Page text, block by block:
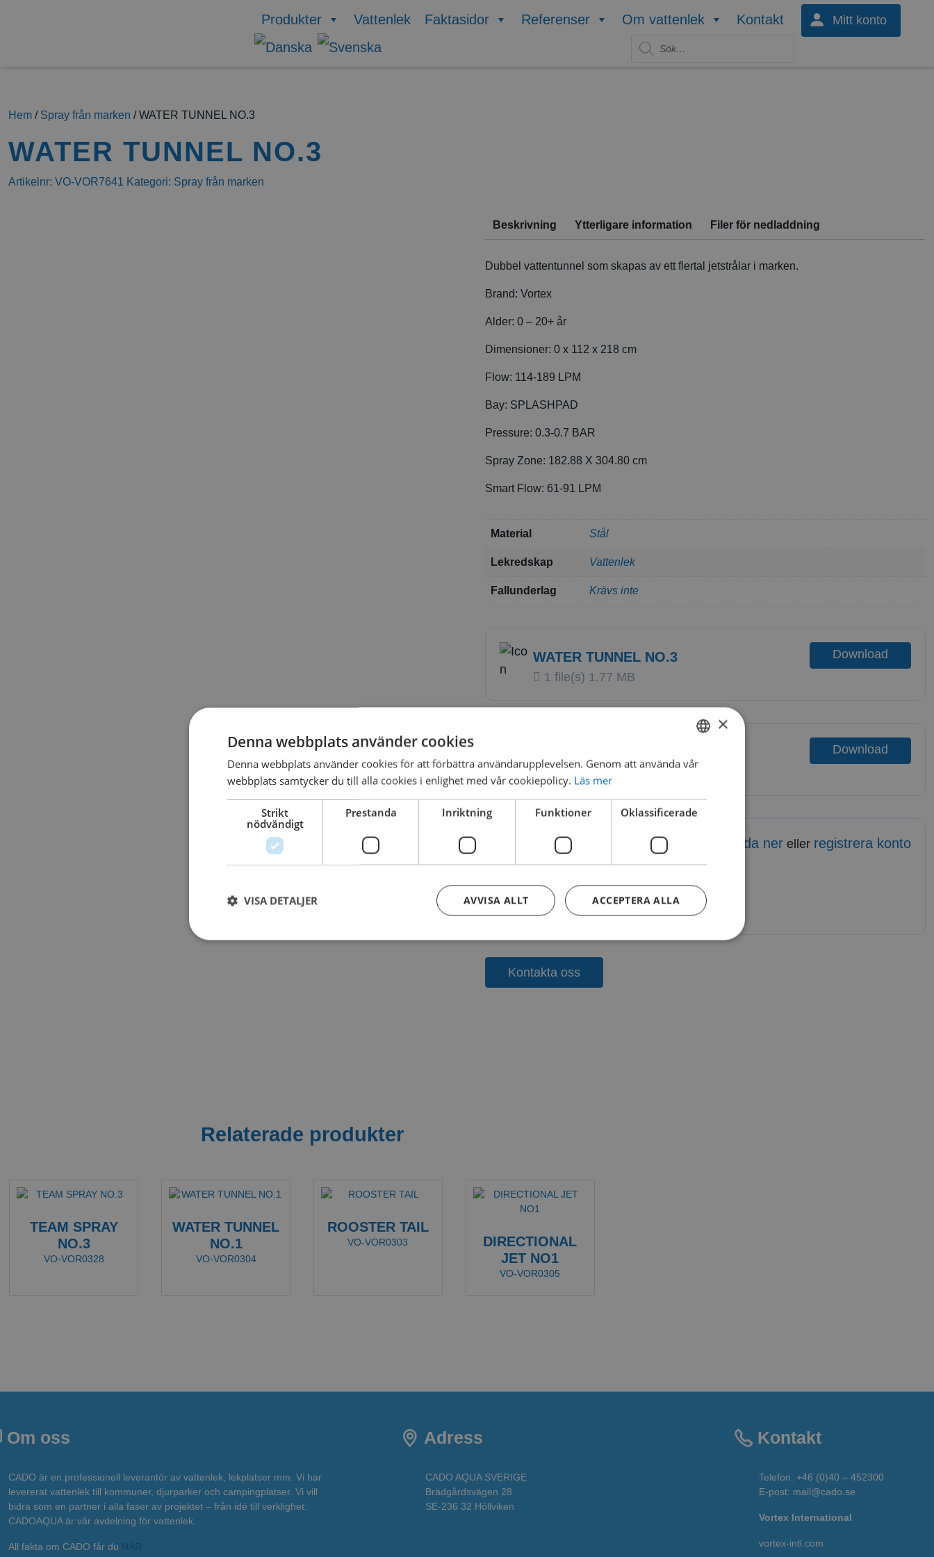
Produkter Vattenlek Faktasidor Referenser Om vattenlek Kontakt Mitt konto
Hem / Spray från marken / WATER TUNNEL NO.3
WATER TUNNEL NO.3
Artikelnr: VO-VOR7641 Kategori: Spray från marken
Beskrivning Ytterligare information Filer för nedladdning
Dubbel vattentunnel som skapas av ett flertal jetstrålar i marken.
Brand:Vortex
Alder: 0 – 20+ år
Dimensioner: 0 x 112 x 218 cm
Flow: 114-189 LPM
Bay: SPLASHPAD
Pressure:0.3-0.7 BAR
Spray Zone: 182.88 X 304.80 cm
Smart Flow: 61-91 LPM
Material Stål
Lekredskap Vattenlek
Fallunderlag Krävs inte
WATER TUNNEL NO.3
1 file(s) 1.77 MB
Download
1 file(s)193.32 KB
Download
WATER
1 file(s)
KB
Logga in för att ladda ner eller registrera konto
Kontakta oss
Relaterade produkter
TEAM SPRAY
NO.3
VO-VOR0328
WATER TUNNEL
NO.1
VO-VOR0304
ROOSTER TAIL
VO-VOR0303
DIRECTIONAL
JET NO1
VO-VOR0305
Om oss
CADO är en professionell leverantör av vattenlek, lekplatser mm. Vi har
levererat vattenlek till kommuner, djurparker och campingplatser. Vi vill
bidra som en partner i alla faser av projektet – från idé till verklighet.
CADOAQUA är vår avdelning för vattenlek.
All fakta om CADO får du
Adress
CADO AQUA SVERIGE
Brädgårdsvägen 28
SE-236 32 Höllviken
Kontakt
Telefon: +46 (0)40 – 452300
E-post: mail@cado.se
Vortex International
vortex-intl.com
SWEDISH
×
Denna webbplats använder cookies
Denna webbplats använder cookies för att förbättra användarupplevelsen. Genom att använda vår
webbplats samtycker du till alla cookies i enlighet med vår cookiepolicy. Läs mer
Strikt
nödvändigt
Prestanda Inriktning Funktioner Oklassificerade
ACCEPTERA ALLA
AVVISA ALLT
VISA DETALJER